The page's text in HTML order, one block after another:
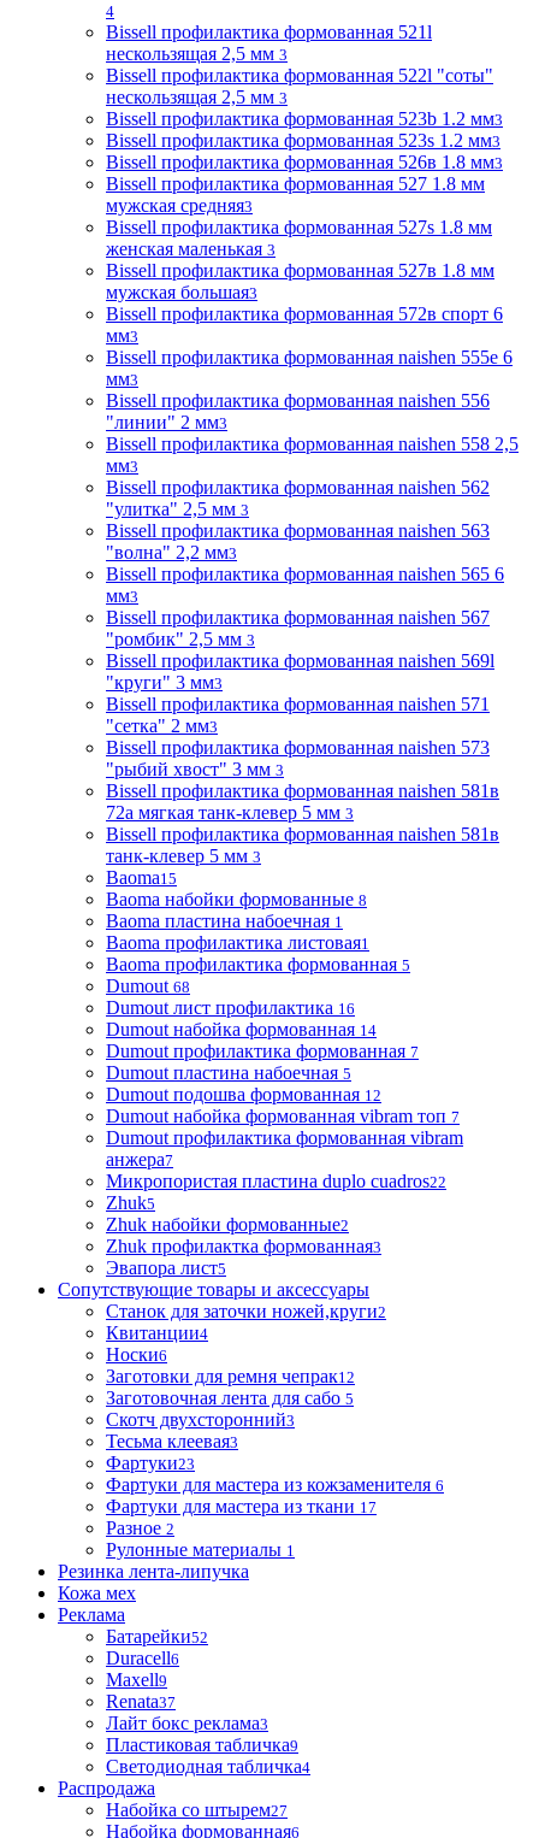
4
Bissell профилактика формованная 521l
нескользящая 2,5 мм 3
Bissell профилактика формованная 522l "соты"
нескользящая 2,5 мм 3
Bissell профилактика формованная 523b 1.2 мм3
Bissell профилактика формованная 523s 1.2 мм3
Bissell профилактика формованная 526в 1.8 мм3
Bissell профилактика формованная 527 1.8 мм
мужская средняя3
Bissell профилактика формованная 527s 1.8 мм
женская маленькая 3
Bissell профилактика формованная 527в 1.8 мм
мужская большая3
Bissell профилактика формованная 572в спорт 6
мм3
Bissell профилактика формованная naishen 555е 6
мм3
Bissell профилактика формованная naishen 556
"линии" 2 мм3
Bissell профилактика формованная naishen 558 2,5
мм3
Bissell профилактика формованная naishen 562
"улитка" 2,5 мм 3
Bissell профилактика формованная naishen 563
"волна" 2,2 мм3
Bissell профилактика формованная naishen 565 6
мм3
Bissell профилактика формованная naishen 567
"ромбик" 2,5 мм 3
Bissell профилактика формованная naishen 569l
"круги" 3 мм3
Bissell профилактика формованная naishen 571
"сетка" 2 мм3
Bissell профилактика формованная naishen 573
"рыбий хвост" 3 мм 3
Bissell профилактика формованная naishen 581в
72а мягкая танк-клевер 5 мм 3
Bissell профилактика формованная naishen 581в
танк-клевер 5 мм 3
Baoma15
Baoma набойки формованные 8
Baoma пластина набоечная 1
Baoma профилактика листовая1
Baoma профилактика формованная 5
Dumout 68
Dumout лист профилактика 16
Dumout набойка формованная 14
Dumout профилактика формованная 7
Dumout пластина набоечная 5
Dumout подошва формованная 12
Dumout набойка формованная vibram топ 7
Dumout профилактика формованная vibram
анжера7
Микропористая пластина duplo cuadros22
Zhuk5
Zhuk набойки формованные2
Zhuk профилактка формованная3
Эвапора лист5
Сопутствующие товары и аксессуары
Станок для заточки ножей,круги2
Квитанции4
Носки6
Заготовки для ремня чепрак12
Заготовочная лента для сабо 5
Скотч двухсторонний3
Тесьма клеевая3
Фартуки23
Фартуки для мастера из кожзаменителя 6
Фартуки для мастера из ткани 17
Разное 2
Рулонные материалы 1
Резинка лента-липучка
Кожа мех
Реклама
Батарейки52
Duracell6
Maxell9
Renata37
Лайт бокс реклама3
Пластиковая табличка9
Светодиодная табличка4
Распродажа
Набойка со штырем27
Набойка формованная6